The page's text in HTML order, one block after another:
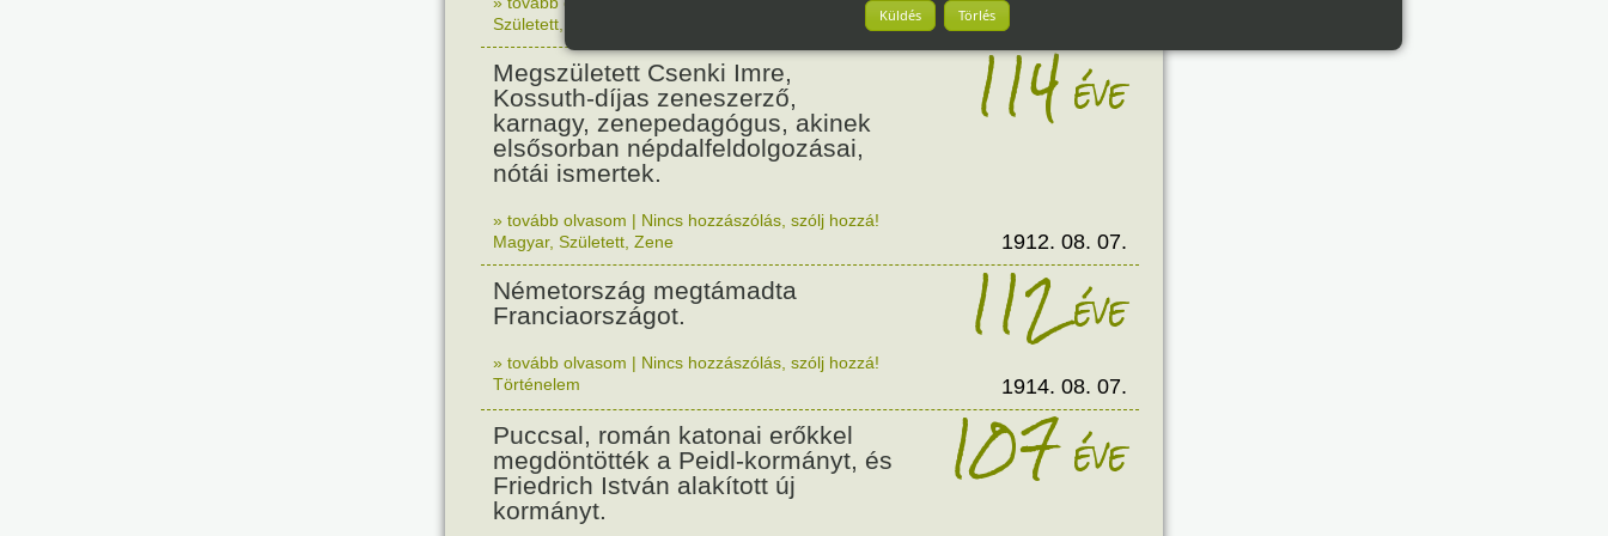
Született
1912. 08. 07.
Megszületett Csenki Imre,
Kossuth-díjas zeneszerző,
karnagy, zenepedagógus, akinek
elsősorban népdalfeldolgozásai,
nótái ismertek.
114éve
» tovább olvasom | Nincs hozzászólás, szólj hozzá!
Magyar, Született Zene 1912. 08. 07.
Németország megtámadta
Franciaországot.
112éve
» tovább olvasom | Nincs hozzászólás, szólj hozzá!
Történelem
1914. 08. 07.
Puccsal, román katonai erőkkel
megdöntötték a Peidl-kormányt, és
Friedrich István alakított új
kormányt.
107éve
Küldés Törlés